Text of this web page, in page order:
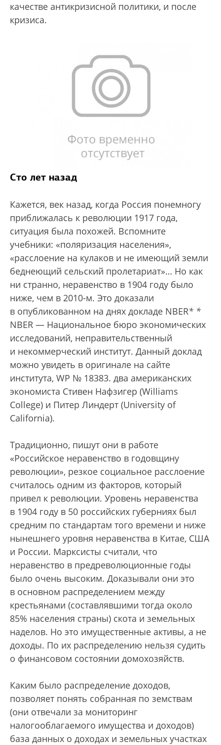
качестве антикризисной политики, и после
кризиса.
Сто лет назад
Кажется, век назад, когда Россия понемногу
приближалась к революции 1917 года,
ситуация была похожей. Вспомните
учебники: «поляризация населения»,
«расслоение на кулаков и не имеющий земли
беднеющий сельский пролетариат»… Но как
ни странно, неравенство в 1904 году было
ниже, чем в 2010-м. Это доказали
в опубликованном на днях докладе NBER* *
NBER — Национальное бюро экономических
исследований, неправительственный
и некоммерческий институт. Данный доклад
можно увидеть в оригинале на сайте
института, WP № 18383. два американских
экономиста Стивен Нафзигер (Williams
College) и Питер Линдерт (University of
California).
Традиционно, пишут они в работе
«Российское неравенство в годовщину
революции», резкое социальное расслоение
считалось одним из факторов, который
привел к революции. Уровень неравенства
в 1904 году в 50 российских губерниях был
средним по стандартам того времени и ниже
нынешнего уровня неравенства в Китае, США
и России. Марксисты считали, что
неравенство в предреволюционные годы
было очень высоким. Доказывали они это
в основном распределением между
крестьянами (составлявшими тогда около
85% населения страны) скота и земельных
наделов. Но это имущественные активы, а не
доходы. По их распределению нельзя судить
о финансовом состоянии домохозяйств.
Каким было распределение доходов,
позволяет понять собранная по земствам
(они отвечали за мониторинг
налогооблагаемого имущества и доходов)
база данных о доходах и земельных участках